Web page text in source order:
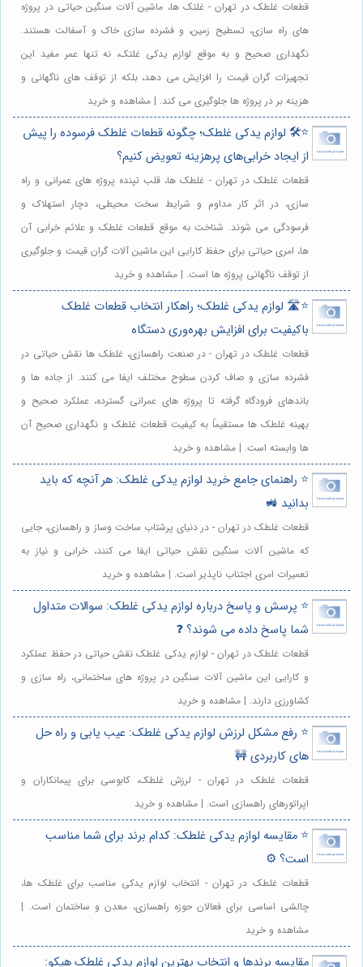
قطعات غلطک در تهران - غلتک ها، ماشین آلات سنگین حیاتی در پروژه
های راه سازی، تسطیح زمین، و فشرده سازی خاک و آسفالت هستند.
نگهداری صحیح و به موقع لوازم یدکی غلتک، نه تنها عمر مفید این
تجهیزات گران قیمت را افزایش می دهد، بلکه از توقف های ناگهانی و
هزینه بر در پروژه ها جلوگیری می کند. | مشاهده و خرید
⭐️🛠️ لوازم یدکی غلطک؛ چگونه قطعات غلطک فرسوده را پیش
از ایجاد خرابی‌های پرهزینه تعویض کنیم؟
قطعات غلطک در تهران - غلطک ها، قلب تپنده پروژه های عمرانی و راه
سازی، در اثر کار مداوم و شرایط سخت محیطی، دچار استهلاک و
فرسودگی می شوند. شناخت به موقع قطعات غلطک و علائم خرابی آن
ها، امری حیاتی برای حفظ کارایی این ماشین آلات گران قیمت و جلوگیری
از توقف ناگهانی پروژه ها است. | مشاهده و خرید
⭐️🛣️ لوازم یدکی غلطک؛ راهکار انتخاب قطعات غلطک
باکیفیت برای افزایش بهره‌وری دستگاه
قطعات غلطک در تهران - در صنعت راهسازی، غلطک ها نقش حیاتی در
فشرده سازی و صاف کردن سطوح مختلف ایفا می کنند. از جاده ها و
باندهای فرودگاه گرفته تا پروژه های عمرانی گسترده، عملکرد صحیح و
بهینه غلطک ها مستقیماً به کیفیت قطعات غلطک و نگهداری صحیح آن
ها وابسته است. | مشاهده و خرید
⭐️ راهنمای جامع خرید لوازم یدکی غلطک: هر آنچه که باید
بدانید 🚜
قطعات غلطک در تهران - در دنیای پرشتاب ساخت وساز و راهسازی، جایی
که ماشین آلات سنگین نقش حیاتی ایفا می کنند، خرابی و نیاز به
تعمیرات امری اجتناب ناپذیر است. | مشاهده و خرید
⭐️ پرسش و پاسخ درباره لوازم یدکی غلطک: سوالات متداول
شما پاسخ داده می شوند؟ ❓
قطعات غلطک در تهران - لوازم یدکی غلطک نقش حیاتی در حفظ عملکرد
و کارایی این ماشین آلات سنگین در پروژه های ساختمانی، راه سازی و
کشاورزی دارند. | مشاهده و خرید
⭐️ رفع مشکل لرزش لوازم یدکی غلطک: عیب یابی و راه حل
های کاربردی 🚧
قطعات غلطک در تهران - لرزش غلطک، کابوسی برای پیمانکاران و
اپراتورهای راهسازی است. | مشاهده و خرید
⭐️ مقایسه لوازم یدکی غلطک: کدام برند برای شما مناسب
است؟ ⚙️
قطعات غلطک در تهران - انتخاب لوازم یدکی مناسب برای غلطک ها،
چالشی اساسی برای فعالان حوزه راهسازی، معدن و ساختمان است. |
مشاهده و خرید
مقایسه برندها و انتخاب بهترین لوازم یدکی غلطک هپکو: